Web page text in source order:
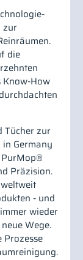
zur
die
Know-How
Tücher zur
Germany
Präzision.
- und
wieder
Wege.
Prozesse